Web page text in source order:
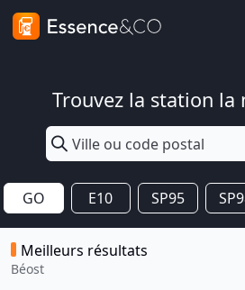
Trouvez la station la
GO E10 SP95
Meilleurs résultats
Béost